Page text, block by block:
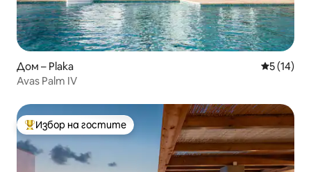
Дом – Plaka Средна
5 (14)
Avas Palm IV
Най-популярен избор на гостите
Избор на гостите